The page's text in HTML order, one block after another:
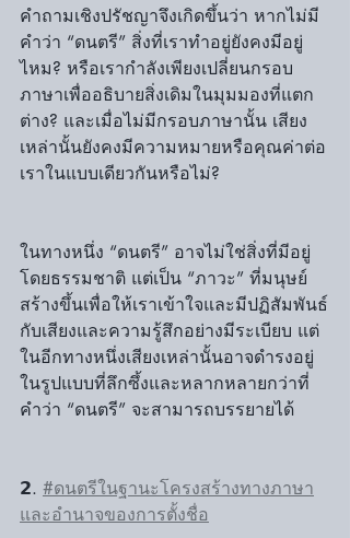
คำถามเชิงปรัชญาจึงเกิดขึ้นว่า หากไม่มี
คำว่า “ดนตรี” สิ่งที่เราทำอยู่ยังคงมีอยู่
ไหม? หรือเรากำลังเพียงเปลี่ยนกรอบ
ภาษาเพื่ออธิบายสิ่งเดิมในมุมมองที่แตก
ต่าง? และเมื่อไม่มีกรอบภาษานั้น เสียง
เหล่านั้นยังคงมีความหมายหรือคุณค่าต่อ
เราในแบบเดียวกันหรือไม่?
ในทางหนึ่ง “ดนตรี” อาจไม่ใช่สิ่งที่มีอยู่
โดยธรรมชาติ แต่เป็น “ภาวะ” ที่มนุษย์
สร้างขึ้นเพื่อให้เราเข้าใจและมีปฏิสัมพันธ์
กับเสียงและความรู้สึกอย่างมีระเบียบ แต่
ในอีกทางหนึ่งเสียงเหล่านั้นอาจดำรงอยู่
ในรูปแบบที่ลึกซึ้งและหลากหลายกว่าที่
คำว่า “ดนตรี” จะสามารถบรรยายได้
𝟮. #ดนตรีในฐานะโครงสร้างทางภาษา
และอำนาจของการตั้งชื่อ